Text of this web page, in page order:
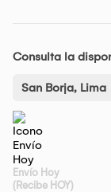
Consulta la
San Borja, Lima
Envío Hoy
(Recibe HOY)